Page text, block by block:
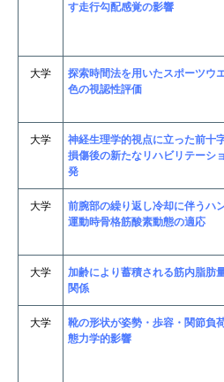
す走行勾配感覚の影響
大学
探索時間法を用いたスポーツウ
色の視認性評価
大学
神経生理学的視点に立った前十
損傷後の新たなリハビリテーシ
発
大学
前腕部の繰り返し冷却に伴うハ
運動時骨格筋酸素動態の適応
大学
加齢により蓄積される筋内脂肪
関係
大学
靴の形状が姿勢・歩容・関節負
態力学的影響